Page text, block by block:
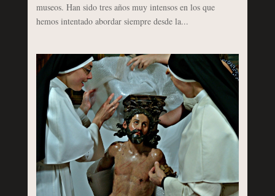
museos. Han sido tres años muy intensos en los que
hemos intentado abordar siempre desde la...